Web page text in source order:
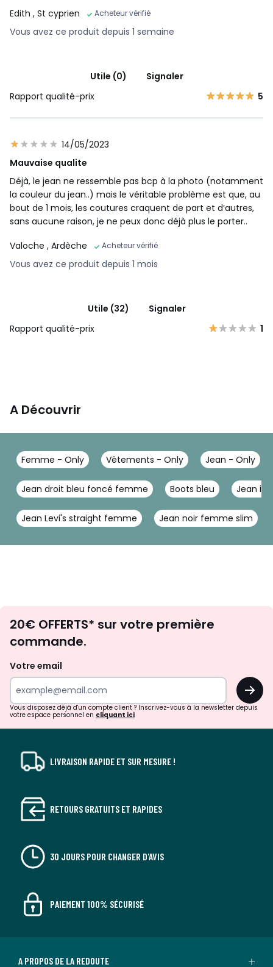
Edith , St cyprien Acheteur vérifié
Vous avez ce produit depuis 1 semaine
Utile (0)
Signaler
Rapport qualité-prix
5
14/05/2023
Mauvaise qualite
Déjà, le jean ne ressemble pas bcp à la photo (notamment
la couleur du jean..) mais le véritable problème est que, au
bout de 1 mois, les coutures craquent de part et d’autres,
sans aucune raison, je ne peux donc déjà plus le porter..
Valoche , Ardèche Acheteur vérifié
Vous avez ce produit depuis 1 mois
Utile (32)
Signaler
Rapport qualité-prix
1
A Découvrir
Femme - Only Vêtements - Only Jean - Only
Jean droit bleu foncé femme Boots bleu Jean
Jean Levi's straight femme Jean noir femme slim
d'inspirations
surprises?
20€ OFFERTS* sur votre première
commande.
Votre email
OK
Vous disposez déjà d'un compte client ? Inscrivez-vous à la newsletter depuis
votre espace personnel en cliquant ici
LIVRAISON RAPIDE ET SUR MESURE !
RETOURS GRATUITS ET RAPIDES
30 JOURS POUR CHANGER D'AVIS
PAIEMENT 100% SÉCURISÉ
A PROPOS DE LA REDOUTE